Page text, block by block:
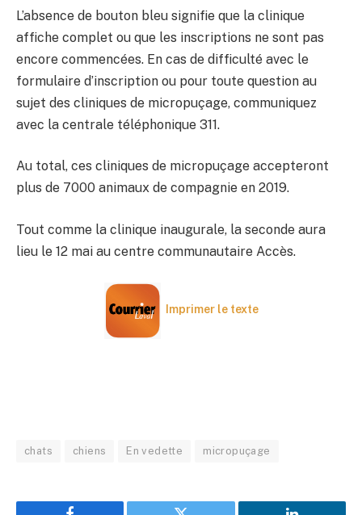
L’absence de bouton bleu signifie que la clinique
affiche complet ou que les inscriptions ne sont pas
encore commencées. En cas de difficulté avec le
formulaire d’inscription ou pour toute question au
sujet des cliniques de micropuçage, communiquez
avec la centrale téléphonique 311.​
Au total, ces cliniques de micropuçage accepteront
plus de 7000 animaux de compagnie en 2019.
Tout comme la clinique inaugurale, la seconde aura
lieu le 12 mai au centre communautaire Accès.
Imprimer le texte
chats chiens En vedette micropuçage